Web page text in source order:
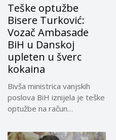
Teške optužbe
Bisere Turković:
Vozač Ambasade
BiH u Danskoj
upleten u šverc
kokaina
Bivša ministrica vanjskih
poslova BiH iznijela je teške
optužbe na račun